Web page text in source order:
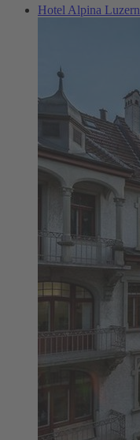
Hotel Alpina Luzern